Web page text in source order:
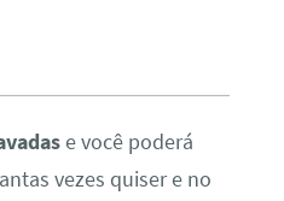
e você poderá
vezes quiser e no